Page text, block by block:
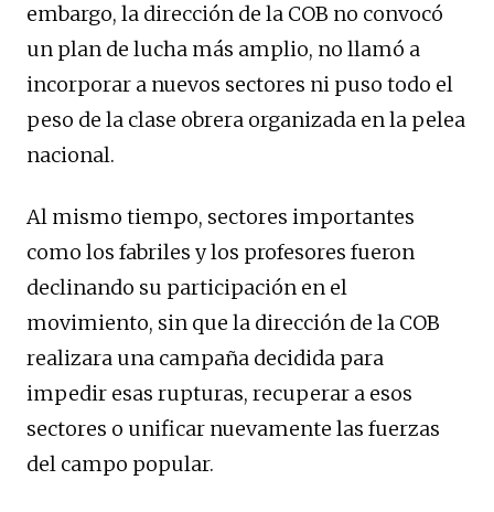
embargo, la dirección de la COB no convocó
un plan de lucha más amplio, no llamó a
incorporar a nuevos sectores ni puso todo el
peso de la clase obrera organizada en la pelea
nacional.
Al mismo tiempo, sectores importantes
como los fabriles y los profesores fueron
declinando su participación en el
movimiento, sin que la dirección de la COB
realizara una campaña decidida para
impedir esas rupturas, recuperar a esos
sectores o unificar nuevamente las fuerzas
del campo popular.